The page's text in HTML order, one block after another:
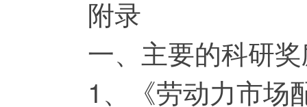
附录
一、主要的科研奖
1、《劳动力市场